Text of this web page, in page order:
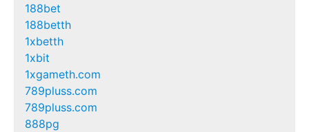
188bet
188betth
1xbetth
1xbit
1xgameth.com
789pluss.com
789pluss.com
888pg